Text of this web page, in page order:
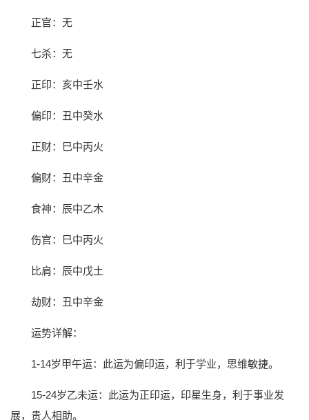
正官：无
七杀：无
正印：亥中壬水
偏印：丑中癸水
正财：巳中丙火
偏财：丑中辛金
食神：辰中乙木
伤官：巳中丙火
比肩：辰中戊土
劫财：丑中辛金
运势详解：
1-14岁甲午运：此运为偏印运，利于学业，思维敏捷。
15-24岁乙未运：此运为正印运，印星生身，利于事业发
展，贵人相助。